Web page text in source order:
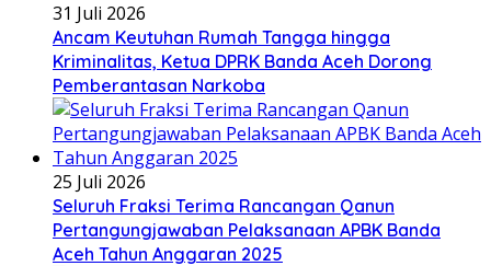
31 Juli 2026
Ancam Keutuhan Rumah Tangga hingga
Kriminalitas, Ketua DPRK Banda Aceh Dorong
Pemberantasan Narkoba
25 Juli 2026
Seluruh Fraksi Terima Rancangan Qanun
Pertangungjawaban Pelaksanaan APBK Banda
Aceh Tahun Anggaran 2025